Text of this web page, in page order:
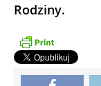
Rodziny.